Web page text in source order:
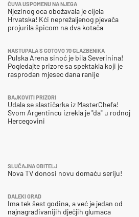
ČUVA USPOMENU NA NJEGA
Njezinog oca obožavala je cijela
Hrvatska! Kći neprežaljenog pjevača
projurila špicom na dva kotača
NASTUPALA S GOTOVO 70 GLAZBENIKA
Pulska Arena sinoć je bila Severinina!
Pogledajte prizore sa spektakla koji je
rasprodan mjesec dana ranije
BAJKOVITI PRIZORI
Udala se slastičarka iz MasterChefa!
Svom Argentincu izrekla je "da" u rodnoj
Hercegovini
SLUČAJNA OBITELJ
Nova TV donosi novu domaću seriju!
DALEKI GRAD
Ima tek šest godina, a već je jedan od
najnagrađivanijih dječjih glumaca